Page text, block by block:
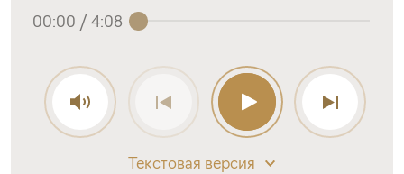
00:00 / 4:08
Текстовая версия